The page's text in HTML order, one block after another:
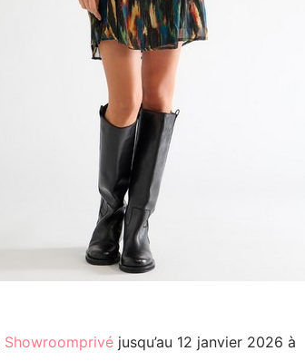
Showroomprivéjusqu’au 12 janvier 2026 à